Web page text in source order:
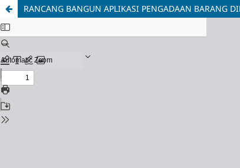
RANCANG BANGUN APLIKASI PENGADAAN BARANG